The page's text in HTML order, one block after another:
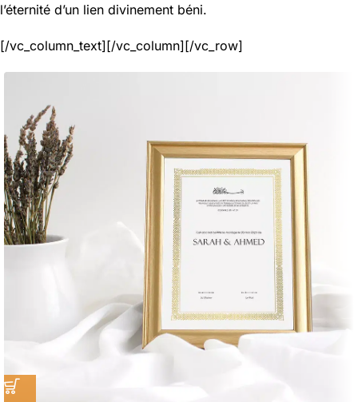
l’éternité d’un lien divinement béni.
[/vc_column_text][/vc_column][/vc_row]